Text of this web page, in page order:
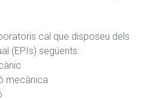
cal que disposeu dels
(EPIs) següents: